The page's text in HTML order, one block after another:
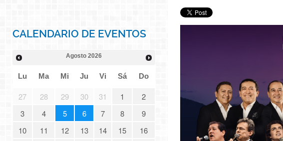
CALENDARIO DE EVENTOS
Agosto 2026
Lu Ma Mi Ju Vi Sá Do
27 28 29 30 31 1
2
3
4 5 6 7 8
9
10
11 12 13 14 15
16